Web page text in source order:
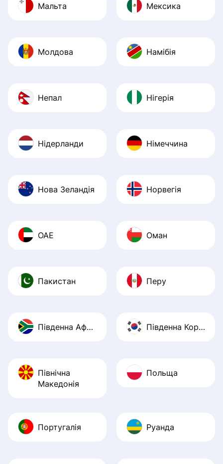
Мальта Мексика
Молдова Намібія
Непал Нігерія
Нідерланди Німеччина
Нова Зеландія Норвегія
ОАЕ Оман
Пакистан Перу
Південна Африка Південна Корея
Північна
Македонія
Польща
Португалія Руанда